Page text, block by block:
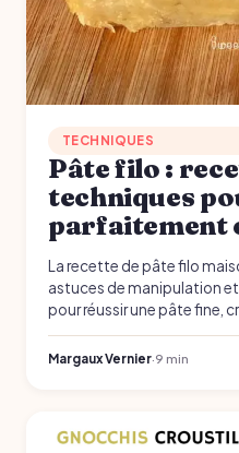
TECHNIQUES
Pâte filo :
techniques
parfaitement
La recette de pâte filo
astuces de manipulation
pour réussir une pâte fine,
Margaux Vernier·9 min